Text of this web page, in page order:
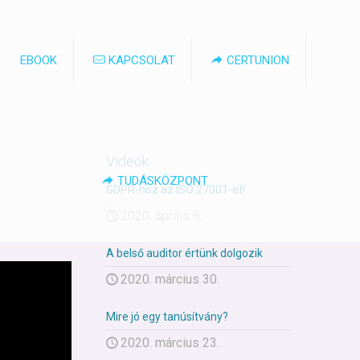
EBOOK KAPCSOLAT CERTUNION
TUDÁSKÖZPONT
Videók
GDPR-hoz az ISO 27001-et!
A belső auditor értünk dolgozik
2020. március 30.
Mire jó egy tanúsítvány?
2020. március 23.